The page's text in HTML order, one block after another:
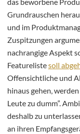
Grundrauschen
und im
Zuspitzungen
nachrangige Aspekt
Featurelistesoll
Offensichtliche und
hinaus gehen,
Leute zu dumm”.
deshalb zu
an ihren